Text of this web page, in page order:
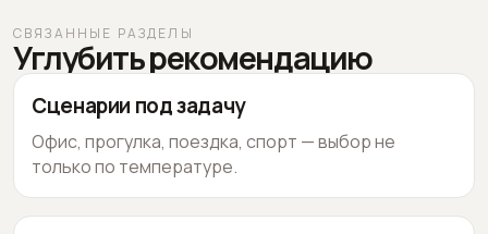
СВЯЗАННЫЕ РАЗДЕЛЫ
Углубить рекомендацию
Сценарии под задачу
Офис, прогулка, поездка, спорт — выбор не
только по температуре.